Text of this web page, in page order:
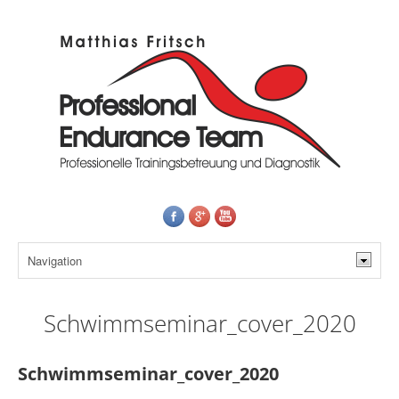
Schwimmseminar_cover_2020
Schwimmseminar_cover_2020